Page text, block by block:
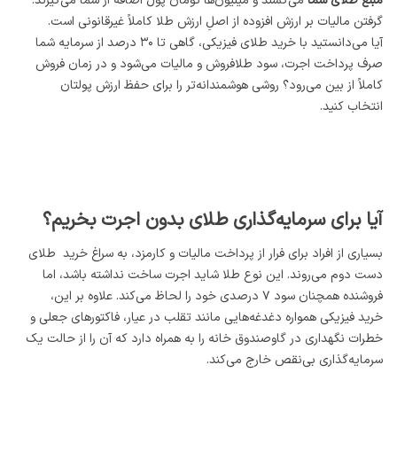
گرفتن مالیات بر ارزش افزوده از اصلِ ارزش طلا کاملاً غیرقانونی است.
آیا می‌دانستید با خرید طلای فیزیکی، گاهی تا ۳۰ درصد از سرمایه شما
صرف پرداخت اجرت، سود طلافروش و مالیات می‌شود و در زمان فروش
کاملاً از بین می‌رود؟ روشی هوشمندانه‌تر را برای حفظ ارزش پولتان
انتخاب کنید.
آیا برای سرمایه‌گذاری طلای بدون اجرت بخریم؟
بسیاری از افراد برای فرار از پرداخت مالیات و کارمزد، به سراغ خرید طلای
دست دوم می‌روند. این نوع طلا شاید اجرت ساخت نداشته باشد، اما
فروشنده همچنان سود ۷ درصدی خود را لحاظ می‌کند. علاوه بر این،
خرید فیزیکی همواره دغدغه‌هایی مانند تقلب در عیار، فاکتورهای جعلی و
خطرات نگهداری در گاوصندوق خانه را به همراه دارد که آن را از حالت یک
سرمایه‌گذاری بی‌نقص خارج می‌کند.